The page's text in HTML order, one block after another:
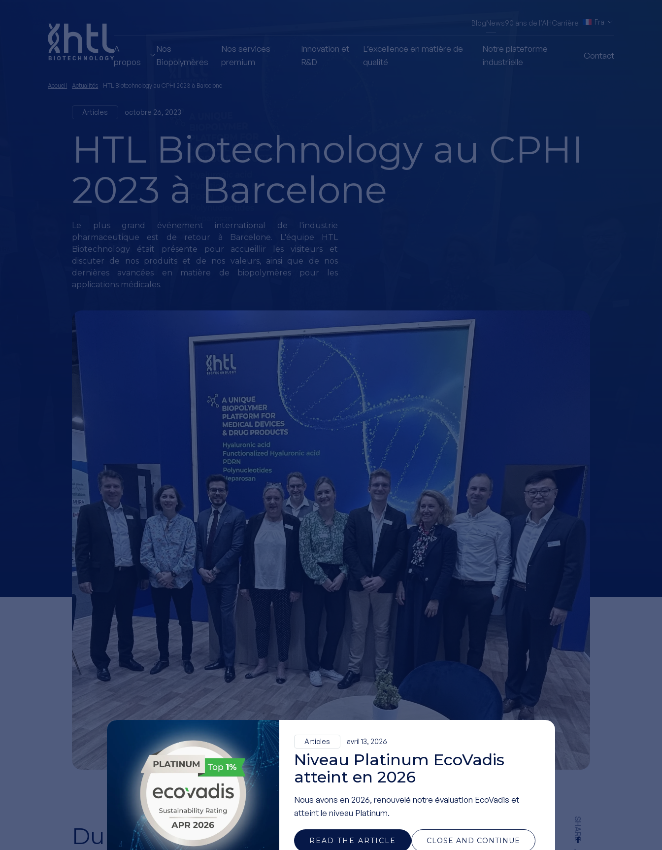
BlogNews90 ans de l’AHCarrière Fra
A
propos
Nos
Biopolymères
Nos services
premium
Innovation et
R&D
L’excellence en matière de
qualité
Notre plateforme
industrielle
Contact
Articles avril 13, 2026
Niveau Platinum EcoVadis
atteint en 2026
Nous avons en 2026, renouvelé notre évaluation EcoVadis et
atteint le niveau Platinum.
READ THE ARTICLE CLOSE AND CONTINUE
Accueil -Actualités - HTL Biotechnology au CPHI 2023 à Barcelone
Articles octobre 26, 2023
HTL Biotechnology au CPHI
2023 à Barcelone
Le plus grand événement international de l'industrie
pharmaceutique est de retour à Barcelone. L'équipe HTL
Biotechnology était présente pour accueillir les visiteurs et
discuter de nos produits et de nos valeurs, ainsi que de nos
dernières avancées en matière de biopolymères pour les
applications médicales.
Du 24 au 26 October, 2023 SHARE